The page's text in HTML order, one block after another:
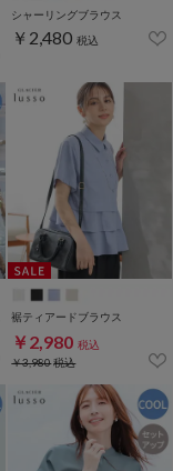
シャーリングブラウス
￥2,480 税込
裾ティアードブラウス
￥2,980 税込
￥3,980税込